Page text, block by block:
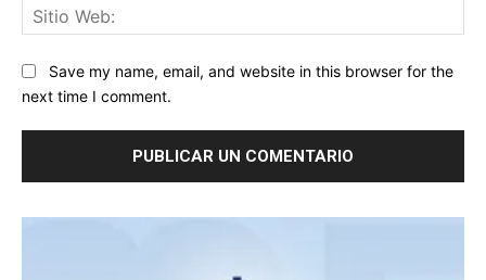
Save my name, email, and website in this browser for the
next time I comment.